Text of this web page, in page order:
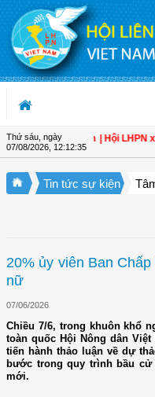
Truy cập nội dung luôn
Thứ sáu, ngày
07/08/2026, 12:12:37
cho hội viên | Hội LHPN xã
Tin tức sự kiện
20% ủy viên Ban
nữ
07/06/2026
Chiều 7/6, trong khuôn khổ
toàn quốc Hội Nông dân
tiến hành thảo luận về dự
bước trong quy trình bầu cử
mới.